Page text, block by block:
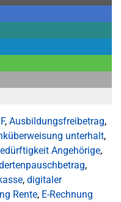
, Ausbildungsfreibetrag,
unterhalt,
Angehörige,
,
, digitaler
Rente, E-Rechnung